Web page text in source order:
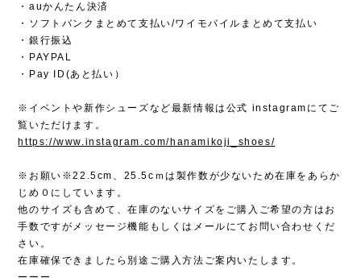
・auかんたん決済
・ソフトバンクまとめて支払い/ワイモバイルまとめて支払い
・銀行振込
・PAYPAL
・Pay ID(あと払い）
※イベントや新作シューズなど最新情報は公式 instagramにてご
覧いただけます。
https://www.instagram.com/hanamikoji_shoes/
※お願い※22.5cm、25.5cｍは製作数が少ないため在庫をあらか
じめ０にしています。
他のサイズも含めて、在庫のないサイズをご購入ご希望の方はお
手数ですがメッセージ機能もしくはメールにてお問い合わせくだ
さい。
在庫確保できましたら別途ご購入方法ご案内いたします。